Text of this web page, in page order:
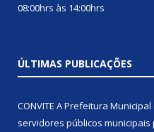
08:00hrs às 14:00hrs
ÚLTIMAS PUBLICAÇÕES
CONVITE A Prefeitura
servidores públicos